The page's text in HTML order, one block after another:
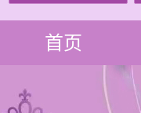
首页